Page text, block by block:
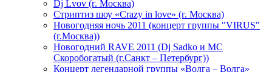
Dj Lvov (г. Москва)
Стриптиз шоу «Crazy in love» (г. Москва)
Новогодняя ночь 2011 (концерт группы "VIRUS"
(г.Москва))
Новогодний RAVE 2011 (Dj Sadko и MC
Скоробогатый (г.Санкт – Петербург))
Концерт легендарной группы «Волга – Волга»